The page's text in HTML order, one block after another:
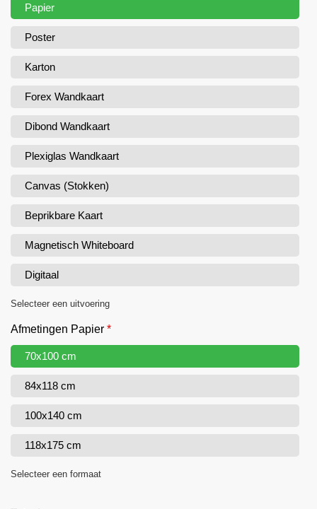
Papier
Poster
Karton
Forex Wandkaart
Dibond Wandkaart
Plexiglas Wandkaart
Canvas (Stokken)
Beprikbare Kaart
Magnetisch Whiteboard
Digitaal
Selecteer een uitvoering
Afmetingen Papier *
70x100 cm
84x118 cm
100x140 cm
118x175 cm
Selecteer een formaat